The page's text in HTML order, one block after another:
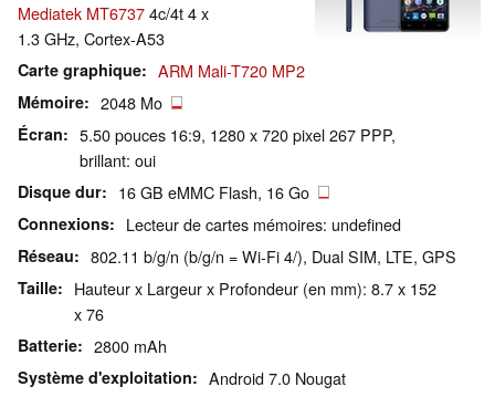
Mediatek MT67374c/4t 4 x
1.3 GHz, Cortex-A53
Carte graphique ARM Mali-T720 MP2
Mémoire 2048 Mo
Écran
5.50 pouces 16:9, 1280 x 720 pixel 267 PPP,
brillant: oui
Disque dur 16 GB eMMC Flash, 16 Go
Connexions Lecteur de cartes mémoires: undefined
Réseau 802.11 b/g/n (b/g/n = Wi-Fi 4/), Dual SIM, LTE, GPS
Taille
Hauteur x Largeur x Profondeur (en mm): 8.7 x 152
x 76
Batterie 2800 mAh
Système d'exploitation Android 7.0 Nougat